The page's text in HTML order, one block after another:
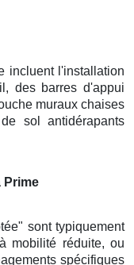
incluent l'installation
des barres d'appui
muraux chaises
sol antidérapants
Prime
sont typiquement
mobilité réduite, ou
spécifiques